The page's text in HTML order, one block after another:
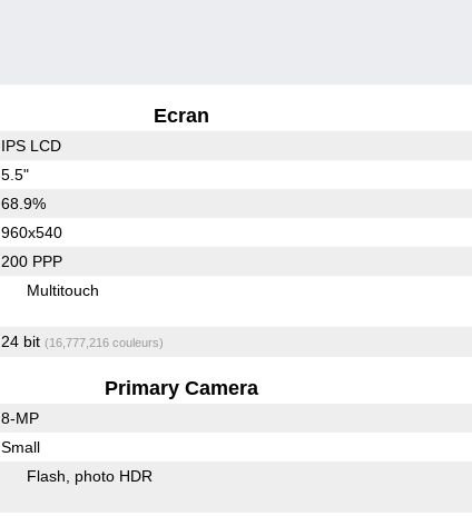
Ecran
IPS LCD
5.5"
68.9%
960x540
200 PPP
Multitouch
24 bit (16,777,216 couleurs)
Primary Camera
8-MP
Small
Flash photo HDR